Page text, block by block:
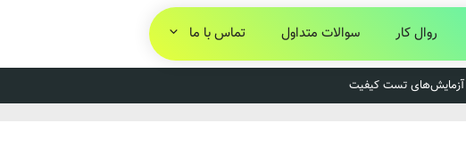
روال کار سوالات متداول تماس با ما
آزمایش‌های تست کیفیت